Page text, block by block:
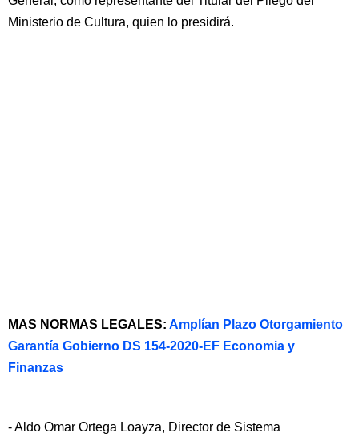
Ministerio de Cultura, quien lo presidirá.
MAS NORMAS LEGALES: Amplían Plazo Otorgamiento
Garantía Gobierno DS 154-2020-EF Economia y
Finanzas
- Aldo Omar Ortega Loayza, Director de Sistema